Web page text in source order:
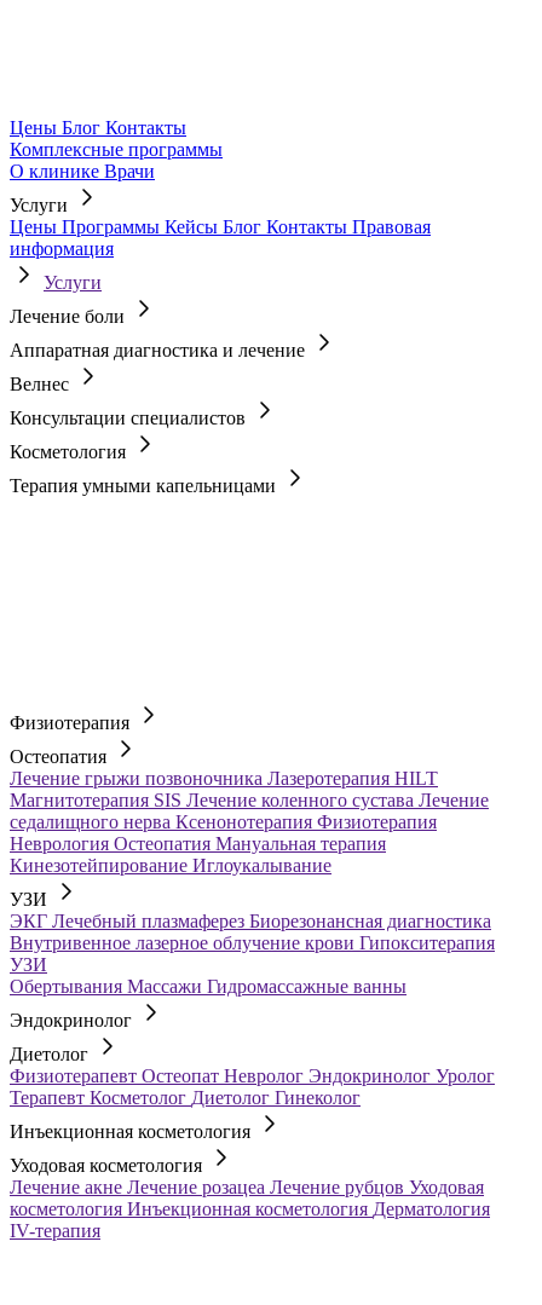
Цены Блог Контакты
Комплексные программы
О клинике Врачи
Услуги
Цены Программы Кейсы Блог Контакты Правовая
информация
Услуги
Лечение боли
Аппаратная диагностика и лечение
Велнес
Консультации специалистов
Косметология
Терапия умными капельницами
Физиотерапия
Остеопатия
Лечение грыжи позвоночника Лазеротерапия HILT
Магнитотерапия SIS Лечение коленного сустава Лечение
седалищного нерва Ксенонотерапия Физиотерапия
Неврология Остеопатия Мануальная терапия
Кинезотейпирование Иглоукалывание
УЗИ
ЭКГ Лечебный плазмаферез Биорезонансная диагностика
Внутривенное лазерное облучение крови Гипокситерапия
УЗИ
Обертывания Массажи Гидромассажные ванны
Эндокринолог
Диетолог
Физиотерапевт Остеопат Невролог Эндокринолог Уролог
Терапевт Косметолог Диетолог Гинеколог
Инъекционная косметология
Уходовая косметология
Лечение акне Лечение розацеа Лечение рубцов Уходовая
косметология Инъекционная косметология Дерматология
IV-терапия